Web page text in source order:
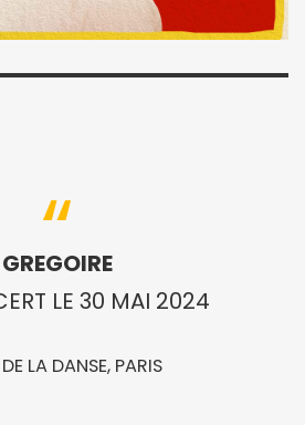
GREGOIRE
LE 30 MAI 2024
LA DANSE, PARIS